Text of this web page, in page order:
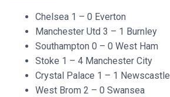
Chelsea 1 – 0 Everton
Manchester Utd 3 – 1 Burnley
Southampton 0 – 0 West Ham
Stoke 1 – 4 Manchester City
Crystal Palace 1 – 1 Newscastle
West Brom 2 – 0 Swansea